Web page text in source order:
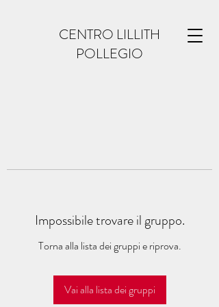
CENTRO LILLITH
POLLEGIO
Impossibile trovare il gruppo.
Torna alla lista dei gruppi e riprova.
Vai alla lista dei gruppi